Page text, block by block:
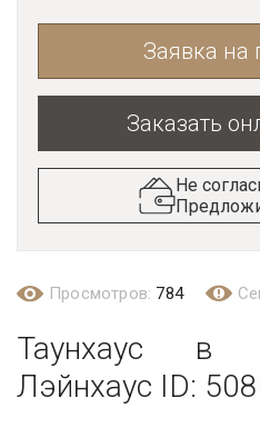
Заявка на
Заказать
Не
Просмотров: 784
Таунхаус в
Лэйнхаус ID: